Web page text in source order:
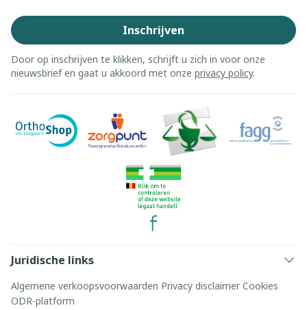
Inschrijven
Door op inschrijven te klikken, schrijft u zich in voor onze
nieuwsbrief en gaat u akkoord met onze privacy policy.
Juridische links
Algemene verkoopsvoorwaarden Privacy disclaimer Cookies
ODR-platform